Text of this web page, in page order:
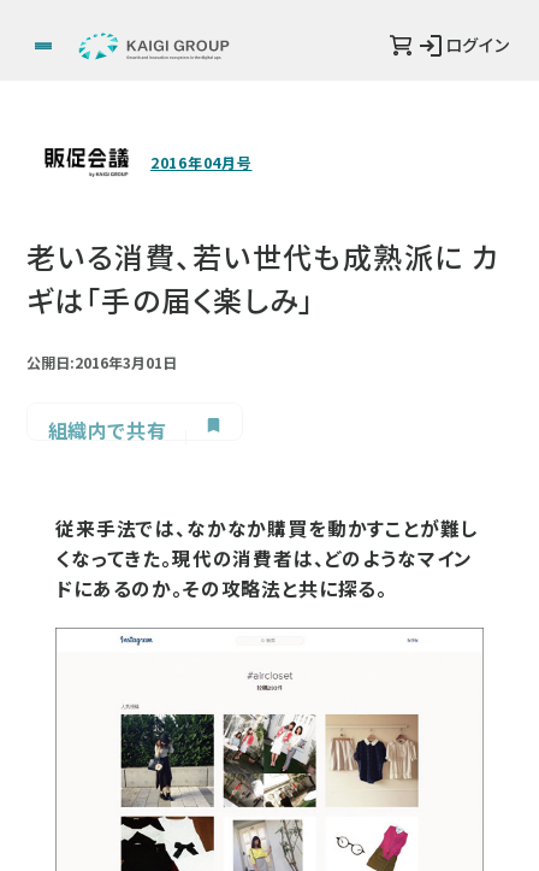
ログイン
2016年04月号
老いる消費、若い世代も成熟派に カ
ギは「手の届く楽しみ」
公開日:2016年3月01日
組織内で共有
従来手法では、なかなか購買を動かすことが難し
くなってきた。現代の消費者は、どのようなマイン
ドにあるのか。その攻略法と共に探る。